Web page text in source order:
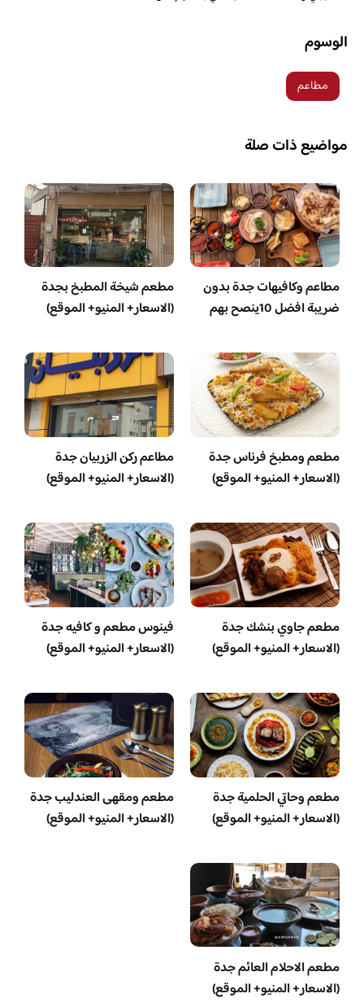
الوسوم
مطاعم
مواضيع ذات صلة
مطاعم وكافيهات جدة بدون
ضريبة افضل 10ينصح بهم
مطعم شيخة المطبخ بجدة
(الاسعار+ المنيو+ الموقع)
مطعم ومطبخ فرناس جدة
(الاسعار+ المنيو+ الموقع)
مطاعم ركن الزربيان جدة
(الاسعار+ المنيو+ الموقع)
مطعم جاوي بنشك جدة
(الاسعار+ المنيو+ الموقع)
فينوس مطعم و كافيه جدة
(الاسعار+ المنيو+ الموقع)
مطعم وحاتي الحلمية جدة
(الاسعار+ المنيو+ الموقع)
مطعم ومقهى العندليب جدة
(الاسعار+ المنيو+ الموقع)
مطعم الاحلام العائم جدة
(الاسعار+ المنيو+ الموقع)